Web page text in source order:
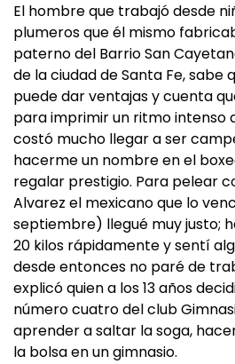
El hombre que trabajó desde
plumeros que él mismo
paterno del Barrio San
de la ciudad de Santa Fe, sabe
puede dar ventajas y cuenta
para imprimir un ritmo intenso
costó mucho llegar a ser
hacerme un nombre en el
regalar prestigio. Para pelear
Alvarez el mexicano que lo
septiembre) llegué muy justo;
20 kilos rápidamente y sentí
desde entonces no paré de
explicó quien a los 13 años
número cuatro del club
aprender a saltar la soga,
la bolsa en un gimnasio.